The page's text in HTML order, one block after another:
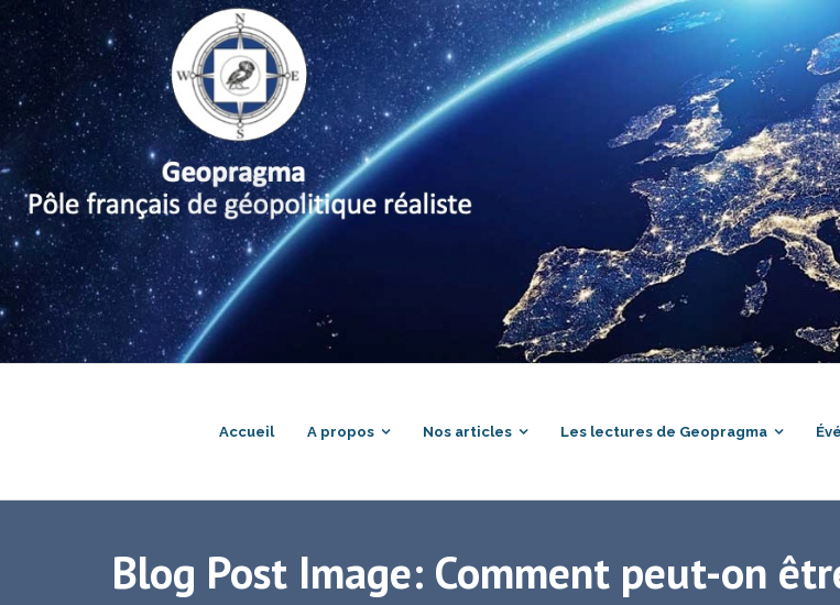
Accueil A propos Nos articles Les lectures de Geopragma
Blog Post Image: Comment peut-on